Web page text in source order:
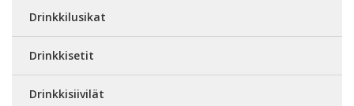
Drinkkilusikat
Drinkkisetit
Drinkkisiivilät